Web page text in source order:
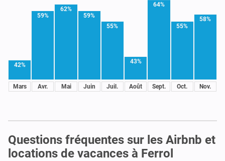
42%
Mars
59%
Avr.
62%
Mai
59%
Juin
55%
Juil.
43%
Août
64%
Sept.
55%
Oct.
58%
Nov.
Questions fréquentes sur les Airbnb et
locations de vacances à Ferrol